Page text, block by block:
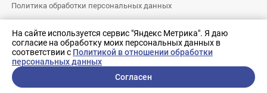
На сайте используется сервис "Яндекс Метрика". Я даю
согласие на обработку моих персональных данных в
соответствии с Политикой в отношении обработки
персональных данных
Согласен
Политика обработки персональных данных
Разработка сайта:
nologostudio.ru